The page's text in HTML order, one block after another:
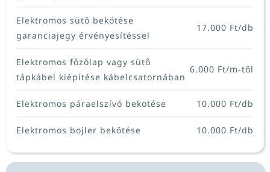
Elektromos sütő bekötése
garanciajegy érvényesítéssel
17.000 Ft/db
Elektromos főzőlap vagy sütő
tápkábel kiépítése kábelcsatornában
6.000 Ft/m-től
Elektromos páraelszívó bekötése 10.000 Ft/db
Elektromos bojler bekötése 10.000 Ft/db